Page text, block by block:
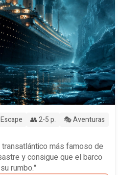
👥 2-5 p.
🎭 Aventuras
transatlántico más famoso de
y consigue que el barco
rumbo."